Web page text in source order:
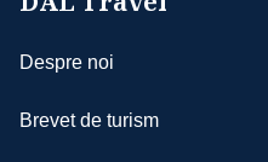
Despre noi
Brevet de turism